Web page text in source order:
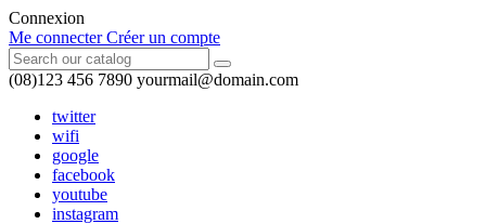
Connexion
Me connecter Créer un compte
(08)123 456 7890 yourmail@domain.com
twitter
wifi
google
facebook
youtube
instagram